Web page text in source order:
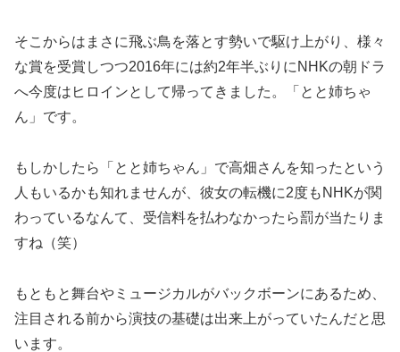
そこからはまさに飛ぶ鳥を落とす勢いで駆け上がり、様々
な賞を受賞しつつ2016年には約2年半ぶりにNHKの朝ドラ
へ今度はヒロインとして帰ってきました。「とと姉ちゃ
ん」です。
もしかしたら「とと姉ちゃん」で高畑さんを知ったという
人もいるかも知れませんが、彼女の転機に2度もNHKが関
わっているなんて、受信料を払わなかったら罰が当たりま
すね（笑）
もともと舞台やミュージカルがバックボーンにあるため、
注目される前から演技の基礎は出来上がっていたんだと思
います。